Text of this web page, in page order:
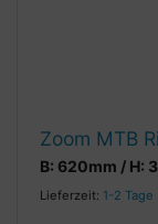
Zoom MTB
B: 620mm / H:
Lieferzeit: 1-2 Tage